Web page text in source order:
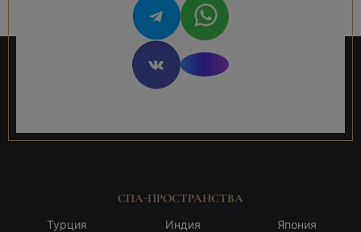
СПА-ПРОСТРАНСТВА
Турция
Индия
Япония